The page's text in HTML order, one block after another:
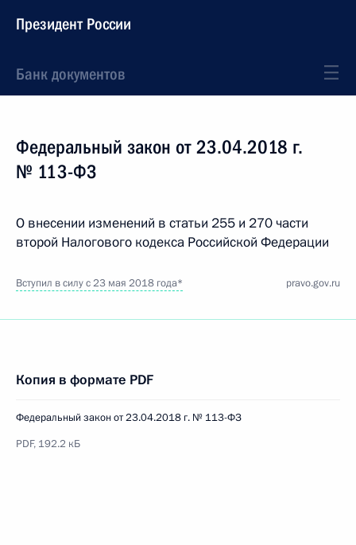
Президент России
Банк документов
Федеральный закон от 23.04.2018 г.
№ 113-ФЗ
О внесении изменений в статьи 255 и 270 части
второй Налогового кодекса Российской Федерации
Вступил в силу с 23 мая 2018 года* pravo.gov.ru
Копия в формате PDF
Федеральный закон от 23.04.2018 г. № 113-ФЗ
PDF, 192.2 кБ